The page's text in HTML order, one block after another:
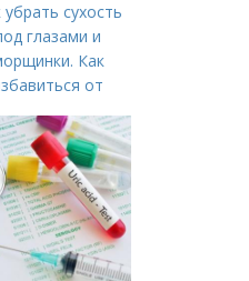
убрать сухость
глазами и
Как
от
процедуры